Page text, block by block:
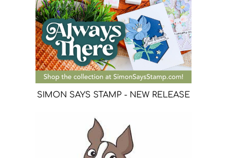
SIMON SAYS STAMP - NEW RELEASE